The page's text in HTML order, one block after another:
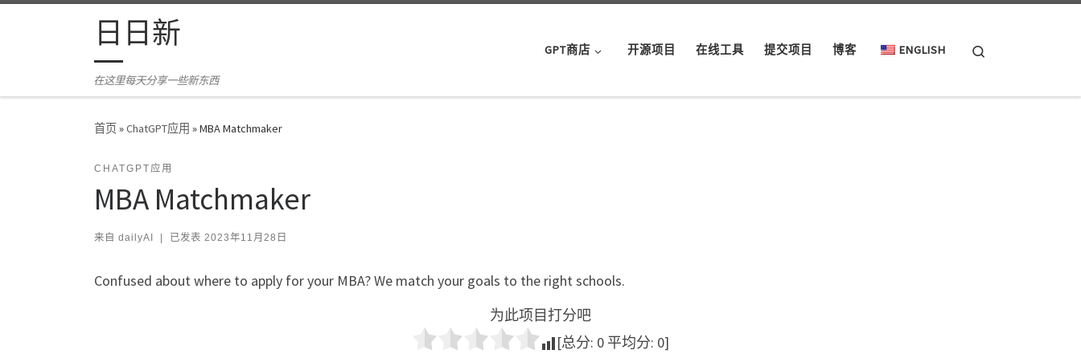
Skip to content日日新
在这里每天分享一些新东西
GPT商店 开源项目 在线工具 提交项目 博客 ENGLISH
首页»ChatGPT应用 »MBA Matchmaker
CHATGPT应用
MBA Matchmaker
来自 dailyAI 已发表 2023年11月28日
Confused about where to apply for your MBA? We match your goals to the right schools.
为此项目打分吧
[总分: 0 平均分: 0]